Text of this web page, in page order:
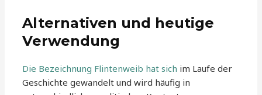
Alternativen und heutige
Verwendung
Die Bezeichnung Flintenweib hat sich im Laufe der
Geschichte gewandelt und wird häufig in